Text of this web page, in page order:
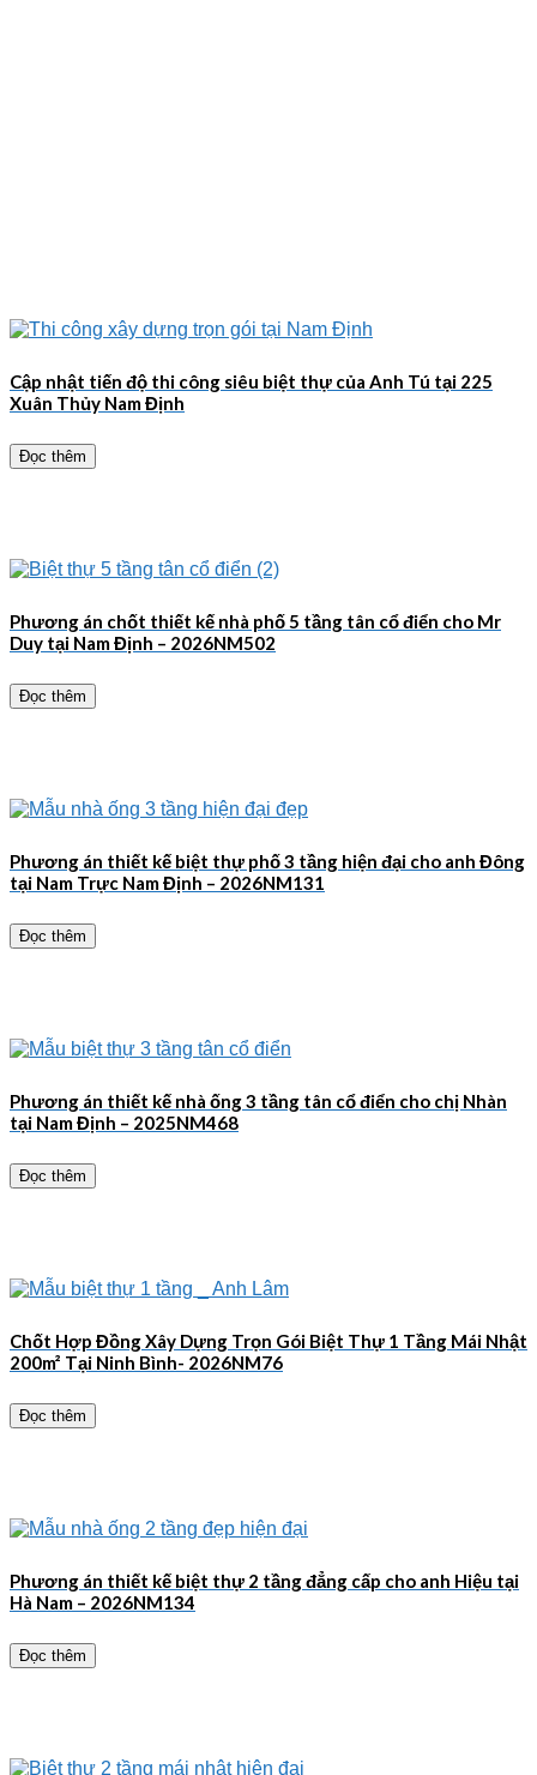
Cập nhật tiến độ thi công siêu biệt thự của Anh Tú tại 225
Xuân Thủy Nam Định
Đọc thêm
Phương án chốt thiết kế nhà phố 5 tầng tân cổ điển cho Mr
Duy tại Nam Định – 2026NM502
Đọc thêm
Phương án thiết kế biệt thự phố 3 tầng hiện đại cho anh Đông
tại Nam Trực Nam Định – 2026NM131
Đọc thêm
Phương án thiết kế nhà ống 3 tầng tân cổ điển cho chị Nhàn
tại Nam Định – 2025NM468
Đọc thêm
Chốt Hợp Đồng Xây Dựng Trọn Gói Biệt Thự 1 Tầng Mái Nhật
200m² Tại Ninh Bình- 2026NM76
Đọc thêm
Phương án thiết kế biệt thự 2 tầng đẳng cấp cho anh Hiệu tại
Hà Nam – 2026NM134
Đọc thêm